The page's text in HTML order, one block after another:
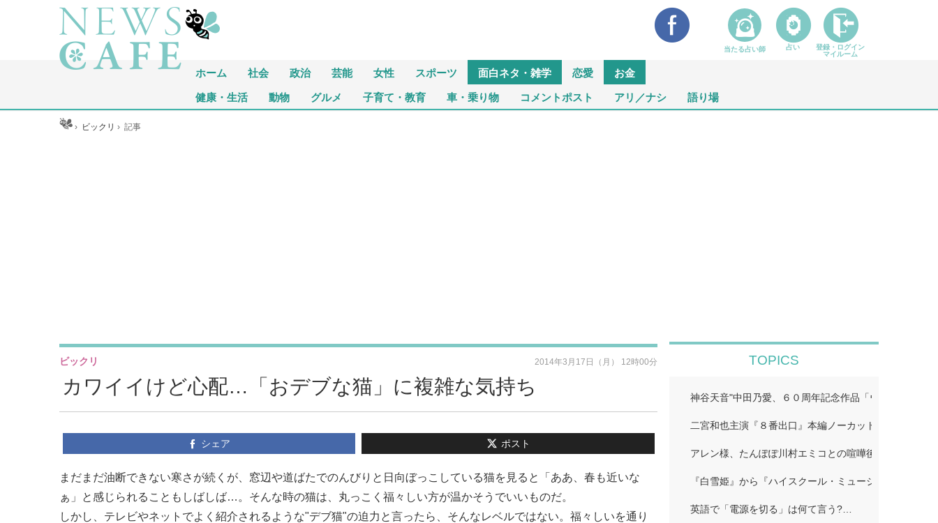
ホーム 社会 政治 芸能 女性 スポーツ 面白ネタ・雑学 恋愛 お金
健康・生活 動物 グルメ 子育て・教育 車・乗り物 コメントポスト アリ／ナシ 語り場
ホーム › ビックリ ›記事
カワイイけど心配…「おデブな猫」に複雑な気持ち
ビックリ 2014年3月17日（月） 12時00分
シェア ポスト
まだまだ油断できない寒さが続くが、窓辺や道ばたでのんびりと日向ぼっこしている猫を見ると「ああ、春も近いな
ぁ」と感じられることもしばしば…。そんな時の猫は、丸っこく福々しい方が温かそうでいいものだ。
しかし、テレビやネットでよく紹介されるような"デブ猫"の迫力と言ったら、そんなレベルではない。福々しいを通り
TOPICS
神谷天音"中田乃愛、６０周年記念作品「ウルトラマン
二宮和也主演『８番出口』本編ノーカット地上波初放
アレン様、たんぽぽ川村エミコとの喧嘩後に「初めて
『白雪姫』から『ハイスクール・ミュージカル/ザ・ム
英語で「電源を切る」は何て言う?…
当たる占い師 占い
登録・ログイン
マイルーム